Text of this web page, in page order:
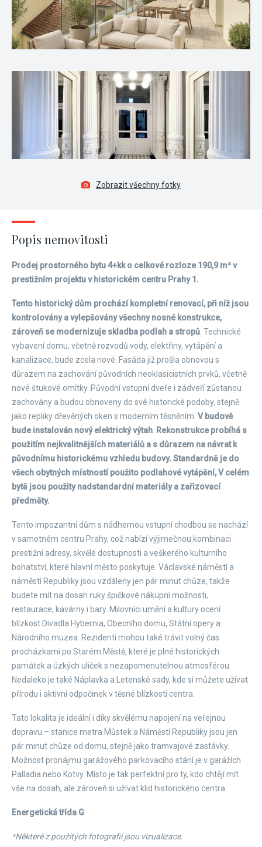
Zobrazit všechny fotky
Popis nemovitosti
Prodej prostorného bytu 4+kk o celkové rozloze 190,9 m² v
prestižním projektu v historickém centru Prahy 1.
Tento historický dům prochází kompletní renovací, při níž jsou
kontrolovány a vylepšovány všechny nosné konstrukce,
zároveň se modernizuje skladba podlah a stropů . Technické
vybavení domu, včetně rozvodů vody, elektřiny, vytápění a
kanalizace, bude zcela nové. Fasáda již prošla obnovou s
důrazem na zachování původních neoklasicistních prvků, včetně
nové štukové omítky. Původní vstupní dveře i zádveří zůstanou
zachovány a budou obnoveny do své historické podoby, stejně
jako repliky dřevěných oken s moderním těsněním. V budově
bude instalován nový elektrický výtah Rekonstrukce probíhá s
použitím nejkvalitnějších materiálů a s důrazem na návrat k
původnímu historickému vzhledu budovy. Standardně je do
všech obytných místností použito podlahové vytápění, V celém
bytě jsou použity nadstandardní materiály a zařizovací
předměty.
Tento impozantní dům s nádhernou vstupní chodbou se nachází
v samotném centru Prahy, což nabízí výjimečnou kombinaci
prestižní adresy, skvělé dostupnosti a veškerého kulturního
bohatství, které hlavní město poskytuje. Václavské náměstí a
náměstí Republiky jsou vzdáleny jen pár minut chůze, takže
budete mít na dosah ruky špičkové nákupní možnosti,
restaurace, kavárny i bary. Milovníci umění a kultury ocení
blízkost Divadla Hybernia, Obecního domu, Státní opery a
Národního muzea. Rezidenti mohou také trávit volný čas
procházkami po Starém Městě, které je plné historických
památek a úzkých uliček s nezapomenutelnou atmosférou.
Nedaleko je také Náplavka a Letenské sady, kde si můžete užívat
přírodu i aktivní odpočinek v těsné blízkosti centra.
Tato lokalita je ideální i díky skvělému napojení na veřejnou
dopravu – stanice metra Můstek a Náměstí Republiky jsou jen
pár minut chůze od domu, stejně jako tramvajové zastávky.
Možnost pronájmu garážového parkovacího stání je v garážích
Palladia nebo Kotvy. Místo je tak perfektní pro ty, kdo chtějí mít
vše na dosah, ale zároveň si užívat klid historického centra.
Energetická třída G
*Některé z použitých fotografií jsou vizualizace.